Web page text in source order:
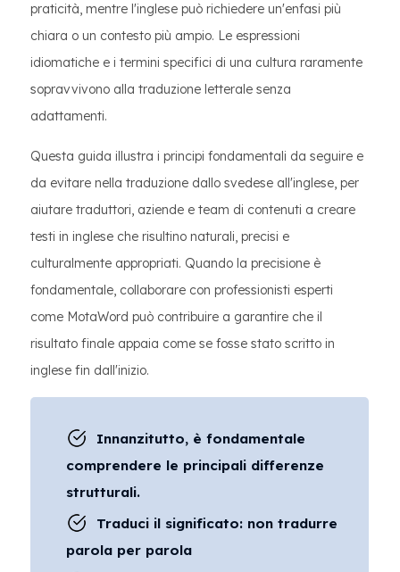
praticità, mentre l'inglese può richiedere un'enfasi più
chiara o un contesto più ampio. Le espressioni
idiomatiche e i termini specifici di una cultura raramente
sopravvivono alla traduzione letterale senza
adattamenti.
Questa guida illustra i principi fondamentali da seguire e
da evitare nella traduzione dallo svedese all'inglese, per
aiutare traduttori, aziende e team di contenuti a creare
testi in inglese che risultino naturali, precisi e
culturalmente appropriati. Quando la precisione è
fondamentale, collaborare con professionisti esperti
come MotaWord può contribuire a garantire che il
risultato finale appaia come se fosse stato scritto in
inglese fin dall'inizio.
Innanzitutto, è fondamentale
comprendere le principali differenze
strutturali.
Traduci il significato: non tradurre
parola per parola